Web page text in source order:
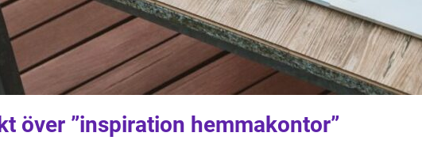
över ”inspiration hemmakontor”